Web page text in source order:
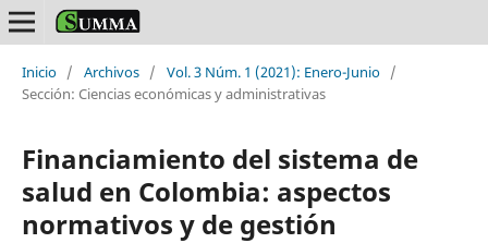
Inicio / Archivos / Vol. 3 Núm. 1 (2021): Enero-Junio /
Sección: Ciencias económicas y administrativas
Financiamiento del sistema de
salud en Colombia: aspectos
normativos y de gestión